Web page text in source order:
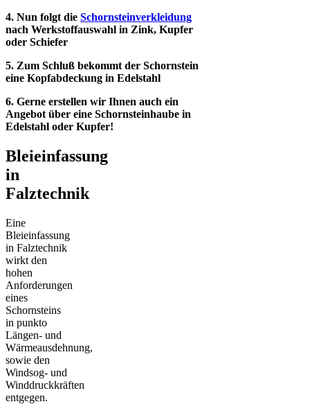
4. Nun folgt die Schornsteinverkleidung
nach Werkstoffauswahl in Zink, Kupfer
oder Schiefer
5. Zum Schluß bekommt der Schornstein
eine Kopfabdeckung in Edelstahl
6. Gerne erstellen wir Ihnen auch ein
Angebot über eine Schornsteinhaube in
Edelstahl oder Kupfer!
Bleieinfassung
in
Falztechnik
Eine
Bleieinfassung
in Falztechnik
wirkt den
hohen
Anforderungen
eines
Schornsteins
in punkto
Längen- und
Wärmeausdehnung,
sowie den
Windsog- und
Winddruckkräften
entgegen.